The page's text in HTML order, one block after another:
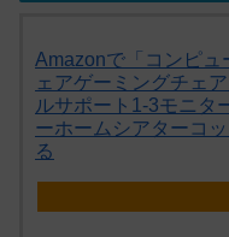
Amazonで「コンピュ
ェアゲーミングチェ
ルサポート1-3モニタ
ーホームシアターコ
る